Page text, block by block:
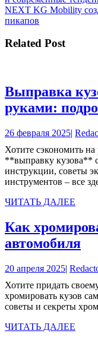
по
записям
NEXT Следующая
запись:
KG Mobility
пикапов
Related Post
Выправка
руками:
26 февраля 202526
2025
|
Хотите сэкономить на ремонте? Узнайте, как сделать
**выправку кузова**
инструкции, советы
инструментов – все
ЧИТАТЬ ДАЛЕЕ
Как
автомобиляКак
20 апреля 202520
2025
|
Хотите придать своему авто шикарный вид? Узнайте, как
хромировать кузов
советы и секреты
ЧИТАТЬ ДАЛЕЕ